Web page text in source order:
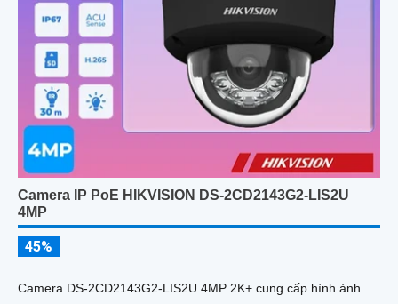
Camera IP PoE HIKVISION DS-2CD2143G2-LIS2U
4MP
45%
Camera DS-2CD2143G2-LIS2U 4MP 2K+ cung cấp hình ảnh